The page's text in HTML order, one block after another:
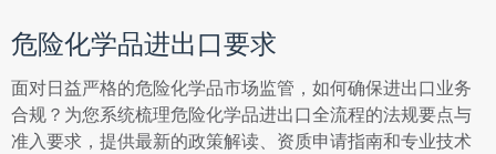
危险化学品进出口要求
面对日益严格的危险化学品市场监管，如何确保进出口业务
合规？为您系统梳理危险化学品进出口全流程的法规要点与
准入要求，提供最新的政策解读、资质申请指南和专业技术